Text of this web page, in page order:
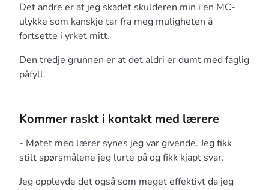
Det andre er at jeg skadet skulderen min i en MC-
ulykke som kanskje tar fra meg muligheten å
fortsette i yrket mitt.
Den tredje grunnen er at det aldri er dumt med faglig
påfyll.
Kommer raskt i kontakt med lærere
- Møtet med lærer synes jeg var givende. Jeg fikk
stilt spørsmålene jeg lurte på og fikk kjapt svar.
Jeg opplevde det også som meget effektivt da jeg